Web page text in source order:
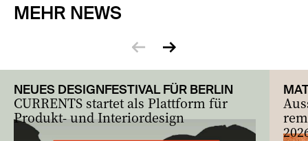
MEHR NEWS
zurück
vor
NEUES DESIGNFESTIVAL FÜR BERLIN
CURRENTS startet als Plattform für
Produkt- und Interiordesign